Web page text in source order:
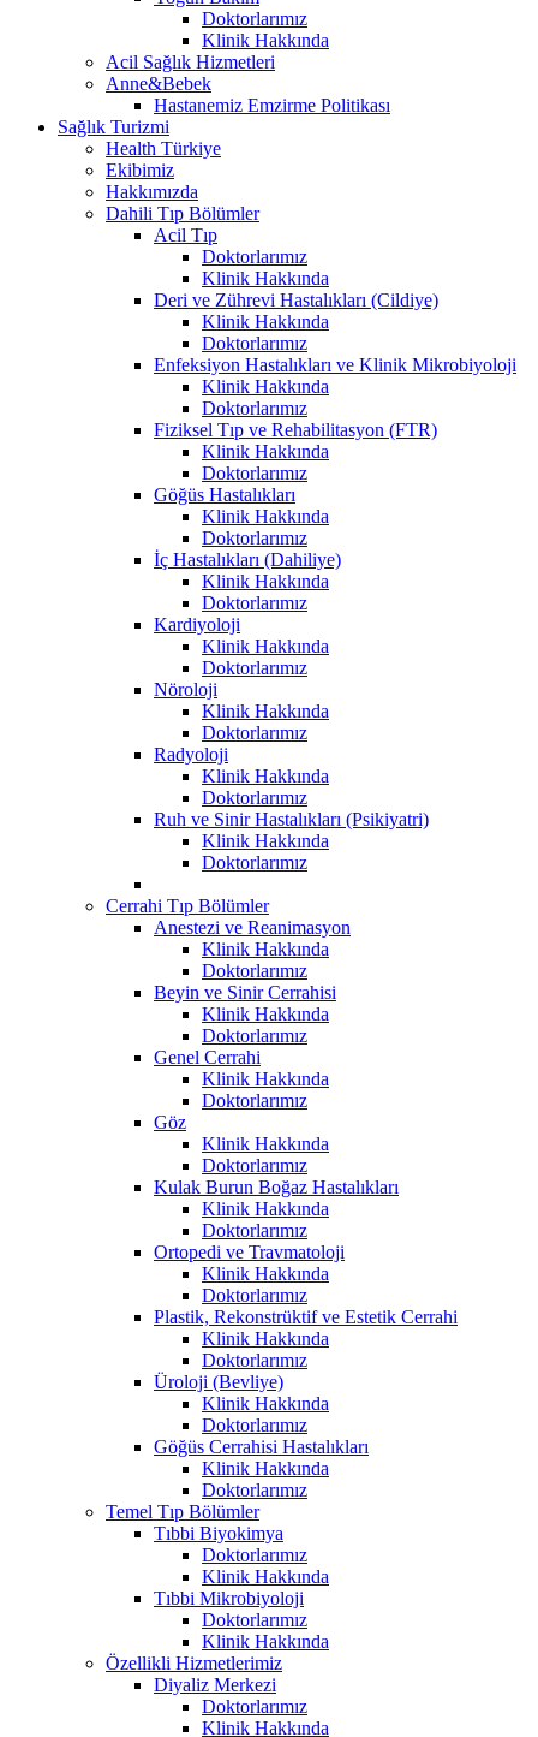
Doktorlarımız
Klinik Hakkında
Acil Sağlık Hizmetleri
Anne&Bebek
Hastanemiz Emzirme Politikası
Sağlık Turizmi
Health Türkiye
Ekibimiz
Hakkımızda
Dahili Tıp Bölümler
Acil Tıp
Doktorlarımız
Klinik Hakkında
Deri ve Zührevi Hastalıkları (Cildiye)
Klinik Hakkında
Doktorlarımız
Enfeksiyon Hastalıkları ve Klinik Mikrobiyoloji
Klinik Hakkında
Doktorlarımız
Fiziksel Tıp ve Rehabilitasyon (FTR)
Klinik Hakkında
Doktorlarımız
Göğüs Hastalıkları
Klinik Hakkında
Doktorlarımız
İç Hastalıkları (Dahiliye)
Klinik Hakkında
Doktorlarımız
Kardiyoloji
Klinik Hakkında
Doktorlarımız
Nöroloji
Klinik Hakkında
Doktorlarımız
Radyoloji
Klinik Hakkında
Doktorlarımız
Ruh ve Sinir Hastalıkları (Psikiyatri)
Klinik Hakkında
Doktorlarımız
Cerrahi Tıp Bölümler
Anestezi ve Reanimasyon
Klinik Hakkında
Doktorlarımız
Beyin ve Sinir Cerrahisi
Klinik Hakkında
Doktorlarımız
Genel Cerrahi
Klinik Hakkında
Doktorlarımız
Göz
Klinik Hakkında
Doktorlarımız
Kulak Burun Boğaz Hastalıkları
Klinik Hakkında
Doktorlarımız
Ortopedi ve Travmatoloji
Klinik Hakkında
Doktorlarımız
Plastik, Rekonstrüktif ve Estetik Cerrahi
Klinik Hakkında
Doktorlarımız
Üroloji (Bevliye)
Klinik Hakkında
Doktorlarımız
Göğüs Cerrahisi Hastalıkları
Klinik Hakkında
Doktorlarımız
Temel Tıp Bölümler
Tıbbi Biyokimya
Doktorlarımız
Klinik Hakkında
Tıbbi Mikrobiyoloji
Doktorlarımız
Klinik Hakkında
Özellikli Hizmetlerimiz
Diyaliz Merkezi
Doktorlarımız
Klinik Hakkında